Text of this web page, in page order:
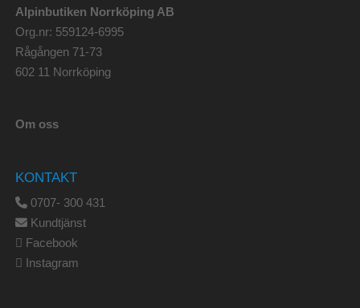
Alpinbutiken Norrköping AB
Org.nr: 559124-6995
Rågången 71-73
602 11 Norrköping
Om oss
KONTAKT
0707- 300 431
Kundtjänst
Facebook
Instagram